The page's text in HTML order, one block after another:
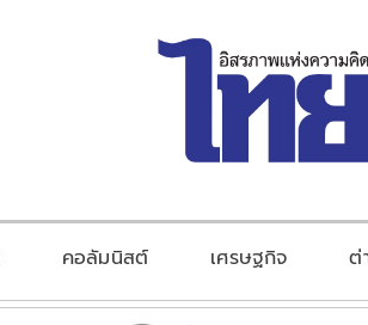
คอลัมนิสต์ เศรษฐกิจ ต่